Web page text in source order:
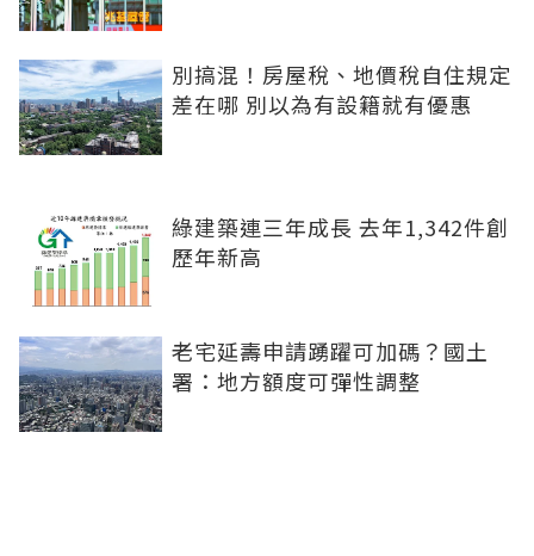
別搞混！房屋稅、地價稅自住規定
差在哪 別以為有設籍就有優惠
綠建築連三年成長 去年1,342件創
歷年新高
老宅延壽申請踴躍可加碼？國土
署：地方額度可彈性調整